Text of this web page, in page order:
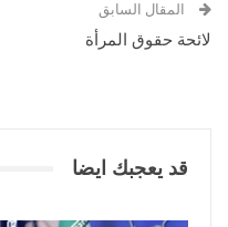
المقال السابق
لائحة حقوق المرأة
قد يعجبك ايضا